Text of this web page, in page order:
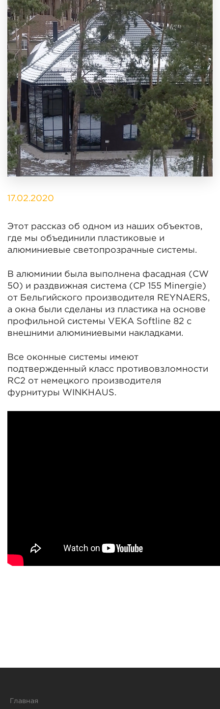
17.02.2020
Этот рассказ об одном из наших объектов,
где мы объединили пластиковые и
алюминиевые светопрозрачные системы.
В алюминии была выполнена фасадная (CW
50) и раздвижная система (CP 155 Minergie)
от Бельгийского производителя REYNAERS,
а окна были сделаны из пластика на основе
профильной системы VEKA Softline 82 с
внешними алюминиевыми накладками.
Все оконные системы имеют
подтвержденный класс противовзломности
RC2 от немецкого производителя
фурнитуры WINKHAUS.
Главная